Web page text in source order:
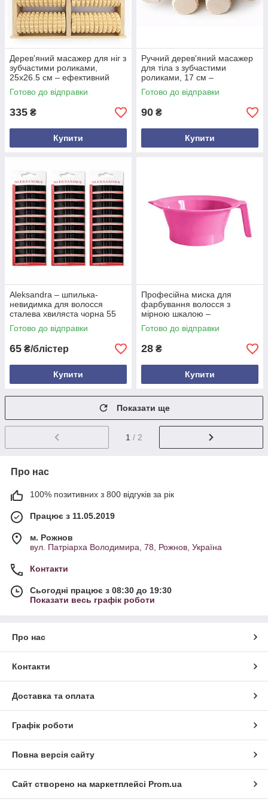
Дерев'яний масажер для ніг з
зубчастими роликами,
25х26.5 см – ефективний
ручний масажер для
самомасажу стоп
Готово до відправки
335 ₴
Купити
Ручний дерев'яний масажер
для тіла з зубчастими
роликами, 17 см –
ефективний інструмент для
самомасажу та покращення
Готово до відправки
90 ₴
Купити
Aleksandra – шпилька-
невидимка для волосся
сталева хвиляста чорна 55
мм, 100 шт у блістері –
професійний аксесуар для
Готово до відправки
65 ₴/блістер
Купити
Професійна миска для
фарбування волосся з
мірною шкалою –
багаторазова пластикова
ємність для змішування
Готово до відправки
28 ₴
Купити
Показати ще
1 / 2
Про нас
100% позитивних з 800 відгуків за рік
Працює з 11.05.2019
м. Рожнов
вул. Патріарха Володимира, 78, Рожнов, Україна
Контакти
Сьогодні працює з 08:30 до 19:30
Показати весь графік роботи
Про нас
Контакти
Доставка та оплата
Графік роботи
Повна версія сайту
Сайт створено на маркетплейсі Prom.ua